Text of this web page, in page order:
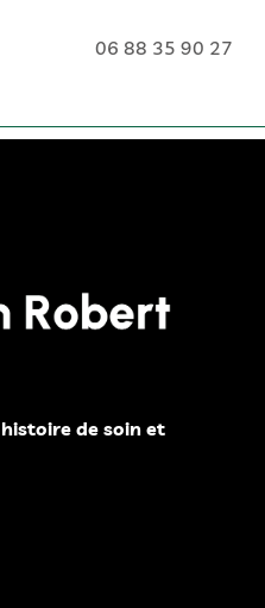
06 88 35 90 27
de soin et